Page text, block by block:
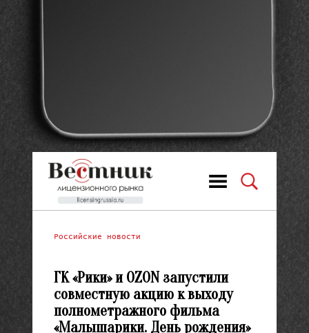
Российские новости
ГК «Рики» и OZON запустили
совместную акцию к выходу
полнометражного фильма
«Малышарики. День рождения»